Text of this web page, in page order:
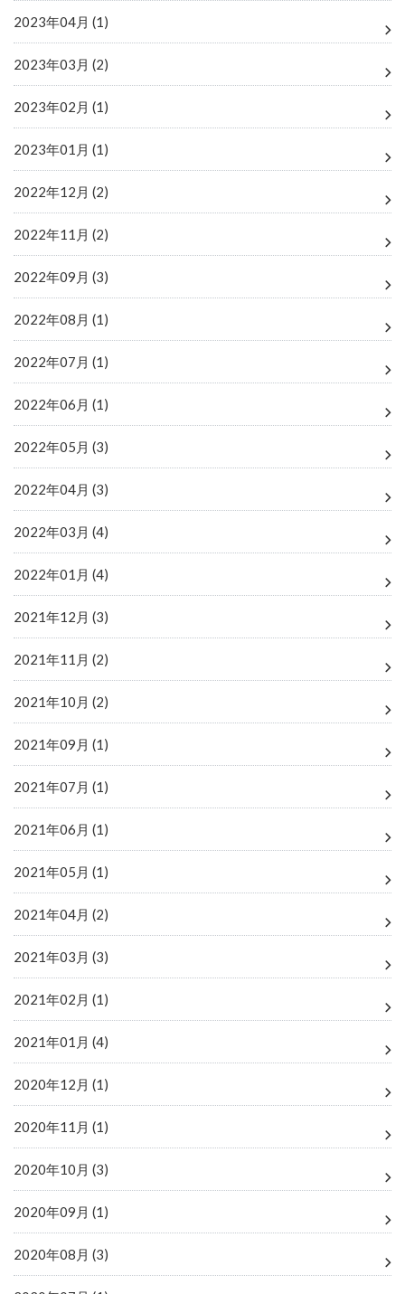
2023年04月 (1)
2023年03月 (2)
2023年02月 (1)
2023年01月 (1)
2022年12月 (2)
2022年11月 (2)
2022年09月 (3)
2022年08月 (1)
2022年07月 (1)
2022年06月 (1)
2022年05月 (3)
2022年04月 (3)
2022年03月 (4)
2022年01月 (4)
2021年12月 (3)
2021年11月 (2)
2021年10月 (2)
2021年09月 (1)
2021年07月 (1)
2021年06月 (1)
2021年05月 (1)
2021年04月 (2)
2021年03月 (3)
2021年02月 (1)
2021年01月 (4)
2020年12月 (1)
2020年11月 (1)
2020年10月 (3)
2020年09月 (1)
2020年08月 (3)